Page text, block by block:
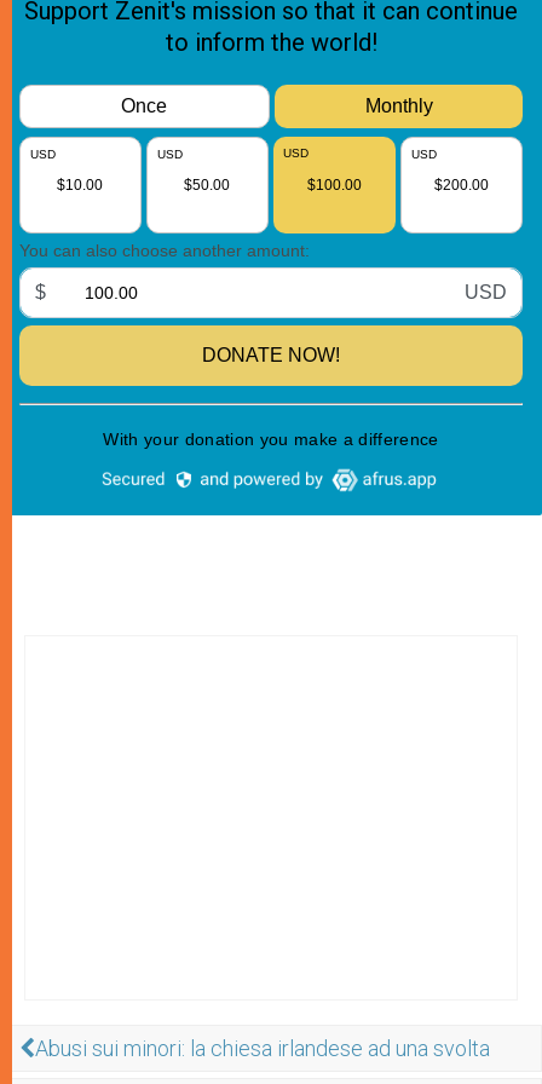
Abusi sui minori: la chiesa irlandese ad una svolta